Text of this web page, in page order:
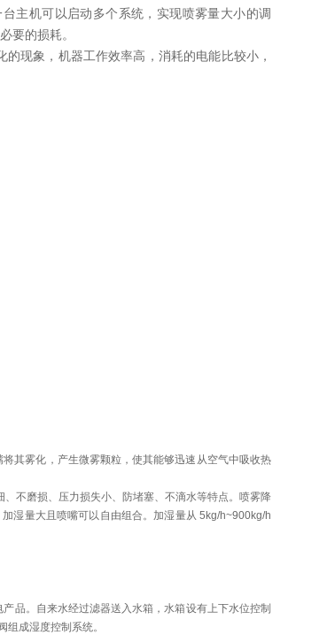
主机可以启动多个系统，实现喷雾量大小的调
要的损耗。
现象，机器工作效率高，消耗的电能比较小，
其雾化，产生微雾颗粒，使其能够迅速从空气中吸收热
不磨损、压力损失小、防堵塞、不滴水等特点。喷雾降
湿量大且喷嘴可以自由组合。加湿量从 5kg/h~900kg/h
品。自来水经过滤器送入水箱，水箱设有上下水位控制
成湿度控制系统。